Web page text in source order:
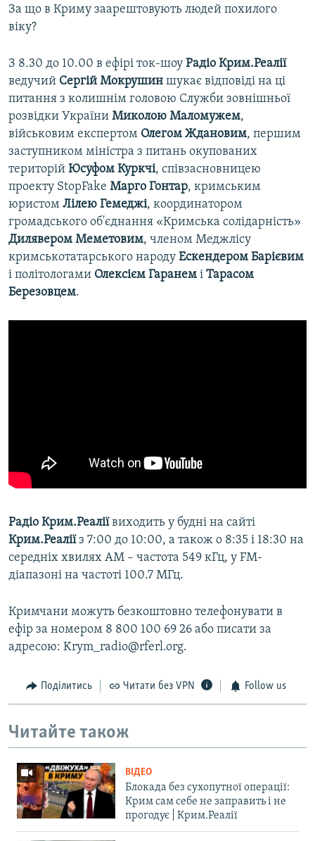
За що в Криму заарештовують людей похилого
віку?
З 8.30 до 10.00 в ефірі ток-шоу Радіо Крим.Реалії
ведучий Сергій Мокрушин шукає відповіді на ці
питання з колишнім головою Служби зовнішньої
розвідки України Миколою Маломужем,
військовим експертом Олегом Ждановим, першим
заступником міністра з питань окупованих
територій Юсуфом Куркчі, співзасновницею
проекту StopFake Марго Гонтар, кримським
юристом Лілею Гемеджі, координатором
громадського об'єднання «Кримська солідарність»
Дилявером Меметовим, членом Меджлісу
кримськотатарського народу Ескендером Барієвим
і політологами Олексієм Гаранем і Тарасом
Березовцем.
Радіо Крим.Реаліївиходить у будні на сайті
Крим.Реаліїз 7:00 до 10:00, а також о 8:35 і 18:30 на
середніх хвилях АМ – частота 549 кГц, у FM-
діапазоні на частоті 100.7 МГц.
Кримчани можуть безкоштовно телефонувати в
ефір за номером 8 800 100 69 26 або писати за
адресою: Krym_radio@rferl.org.
Поділитись Читати без VPN Follow us
Читайте також
ВІДЕО
Блокада без сухопутної операції:
Крим сам себе не заправить і не
прогодує | Крим.Реалії